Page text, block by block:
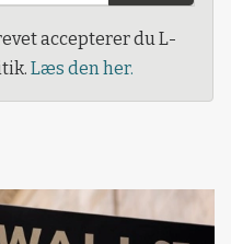
accepterer du L-
Læs den her.